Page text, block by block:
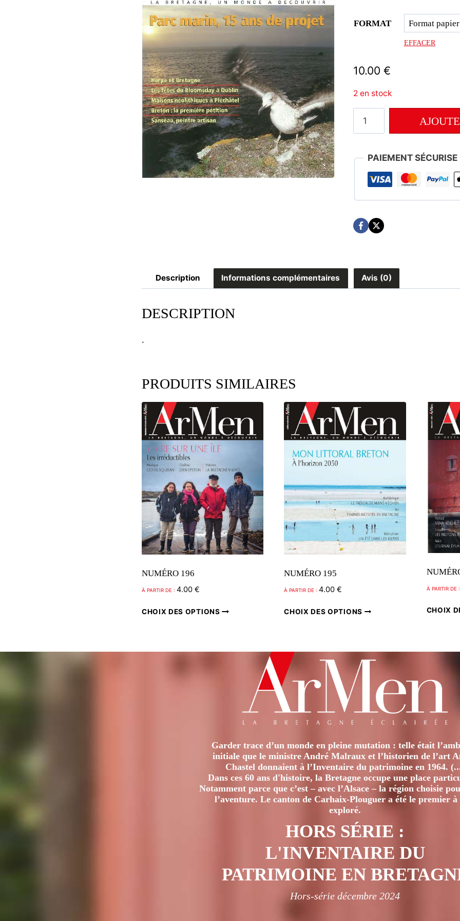
FORMAT
EFFACER
10.00 €
2 en stock
140 PAIEMENT SÉCURISE
Description Informations complémentaires Avis (0)
DESCRIPTION
.
PRODUITS SIMILAIRES
NUMÉRO 196
À PARTIR DE : 4.00 €
CHOIX DES OPTIONS
plusieurs
variations.
options
peuvent
être
sur
la
page
du
produit
NUMÉRO 195
À PARTIR DE :4.00€
CHOIX DES OPTIONS
plusieurs
Les
options
peuvent
être
sur
la
page
du
produit
À PARTIR DE :
CHOIX
Garder trace d’un monde en pleine mutation : telle était
initiale que le ministre André Malraux et l’historien de l’art
Chastel donnaient à l’Inventaire du patrimoine en 1964.
Dans ces 60 ans d'histoire, la Bretagne occupe une place
Notamment parce que c’est – avec l’Alsace – la région choisie
l’aventure. Le canton de Carhaix-Plouguer a été le premier à
exploré.
HORS SÉRIE :
L'INVENTAIRE DU
PATRIMOINE EN
Hors-série décembre 2024